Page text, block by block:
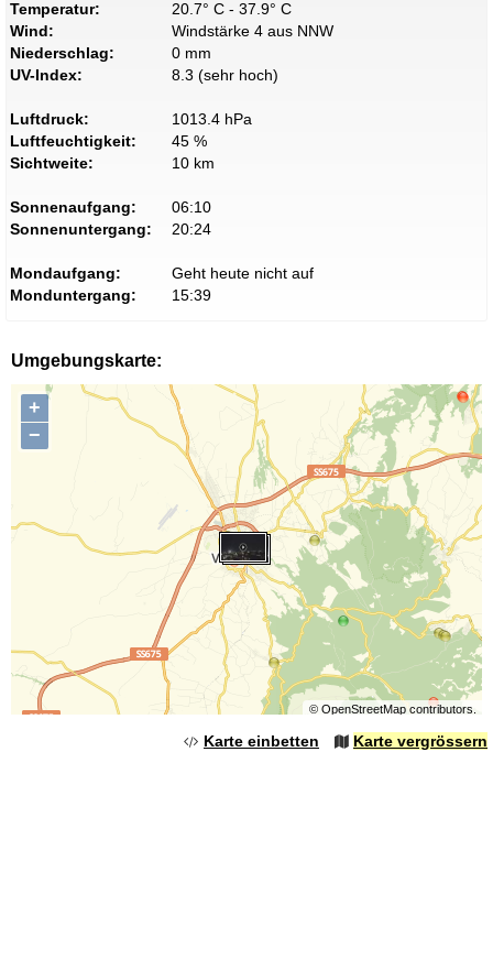
Temperatur:
20.7° C - 37.9° C
Wind:
Windstärke 4 aus NNW
Niederschlag:
0 mm
UV-Index:
8.3 (sehr hoch)
Luftdruck:
1013.4 hPa
Luftfeuchtigkeit:
45 %
Sichtweite:
10 km
Sonnenaufgang:
06:10
Sonnenuntergang:
20:24
Mondaufgang:
Geht heute nicht auf
Monduntergang:
15:39
Umgebungskarte:
+
−
© OpenStreetMapcontributors.
Karte einbetten Karte vergrössern